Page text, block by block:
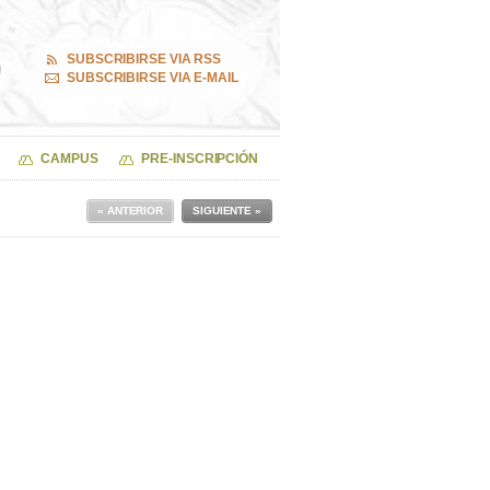
SUBSCRIBIRSE VIA RSS
SUBSCRIBIRSE VIA E-MAIL
CAMPUS PRE-INSCRIPCIÓN
SIGUIENTE »
« ANTERIOR